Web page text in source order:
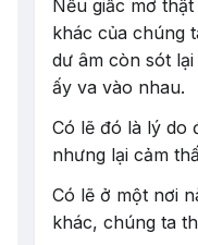
Nếu giấc mơ
khác của chúng
dư âm còn sót
ấy va vào nhau.
Có lẽ đó là lý do
nhưng lại cảm
Có lẽ ở một nơi
khác, chúng ta